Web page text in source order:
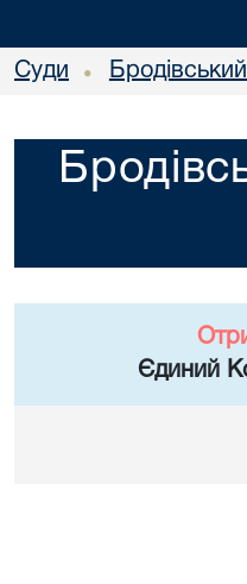
Суди •
Єдиний